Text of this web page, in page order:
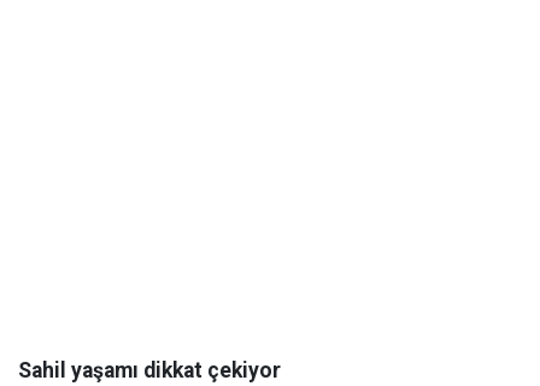
Sahil yaşamı dikkat çekiyor